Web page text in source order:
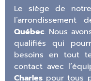
Le siège de
l’arrondissement
Québec. Nous
qualifiés qui
besoins en tout
contact avec
Charlespour tous